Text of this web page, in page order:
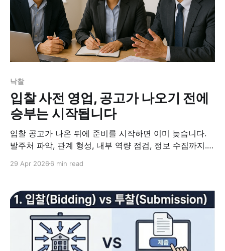
낙찰
입찰 사전 영업, 공고가 나오기 전에
승부는 시작됩니다
입찰 공고가 나온 뒤에 준비를 시작하면 이미 늦습니다.
발주처 파악, 관계 형성, 내부 역량 점검, 정보 수집까지.
29 Apr 2026 6 min read